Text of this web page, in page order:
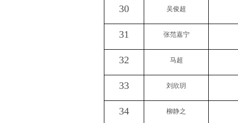
30 吴俊超
31 张范嘉宁
32 马超
33 刘欣玥
34 柳静之